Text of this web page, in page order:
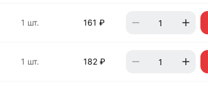
1 шт. 161 ₽
1 шт. 182 ₽